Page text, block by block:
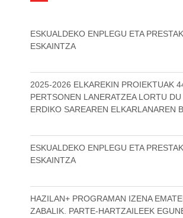
ESKUALDEKO ENPLEGU ETA
ESKAINTZA
2025-2026 ELKAREKIN PROIEKTUAK
PERTSONEN LANERATZEA LORTU
ERDIKO SAREAREN ELKARLANAREN
ESKUALDEKO ENPLEGU ETA
ESKAINTZA
HAZILAN+ PROGRAMAN IZENA
ZABALIK. PARTE-HARTZAILEEK